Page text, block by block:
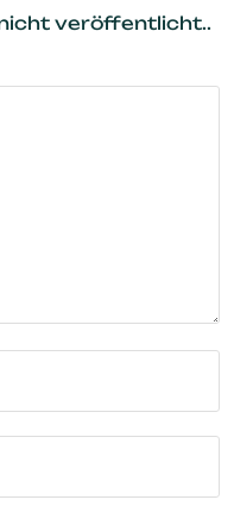
veröffentlicht..